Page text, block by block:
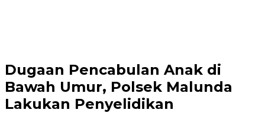
Dugaan Pencabulan Anak di
Bawah Umur, Polsek Malunda
Lakukan Penyelidikan